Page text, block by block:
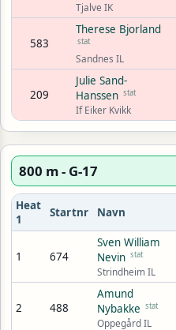
Tjalve IK
583
Therese Bjorland
stat
Sandnes IL
209
Julie Sand-
Hanssen stat
If Eiker Kvikk
800 m - G-17
Heat
1
Startnr Navn
1 674
Sven William
Nevin stat
Strindheim IL
2 488
Amund
Nybakke stat
Oppegård IL